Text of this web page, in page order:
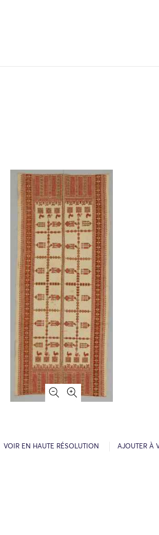
VOIR EN HAUTE RÉSOLUTION AJOUTER À